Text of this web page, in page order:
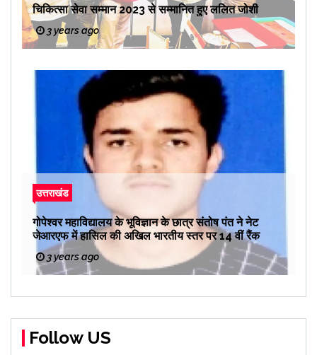
चिकित्सा सेवा सम्मान 2023 से सम्मानित हुए ललित जोशी
3 years ago
उत्तराखंड
गोपेश्वर महाविद्यालय के भूविज्ञान के छात्र संतोष पंत ने नेट
जेआरएफ में हासिल की अखिल भारतीय स्तर पर 14 वीं रैंक
3 years ago
Follow US